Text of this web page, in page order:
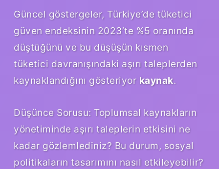
Güncel göstergeler, Türkiye’de tüketici
güven endeksinin 2023’te %5 oranında
düştüğünü ve bu düşüşün kısmen
tüketici davranışındaki aşırı taleplerden
kaynaklandığını gösteriyor kaynak.
Düşünce Sorusu: Toplumsal kaynakların
yönetiminde aşırı taleplerin etkisini ne
kadar gözlemlediniz? Bu durum, sosyal
politikaların tasarımını nasıl etkileyebilir?